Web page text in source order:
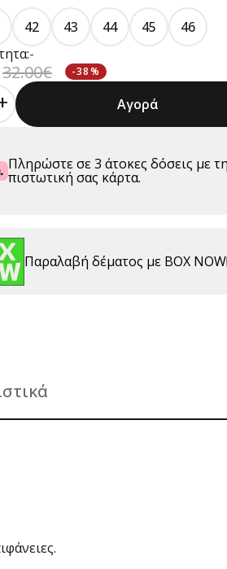
42 43 44 45
46
-
32.00€ -38%
Αγορά
Πληρώστε σε3 άτοκες δόσεις με
πιστωτική σας κάρτα.
Παραλαβή δέματος με ΒΟΧ NOW